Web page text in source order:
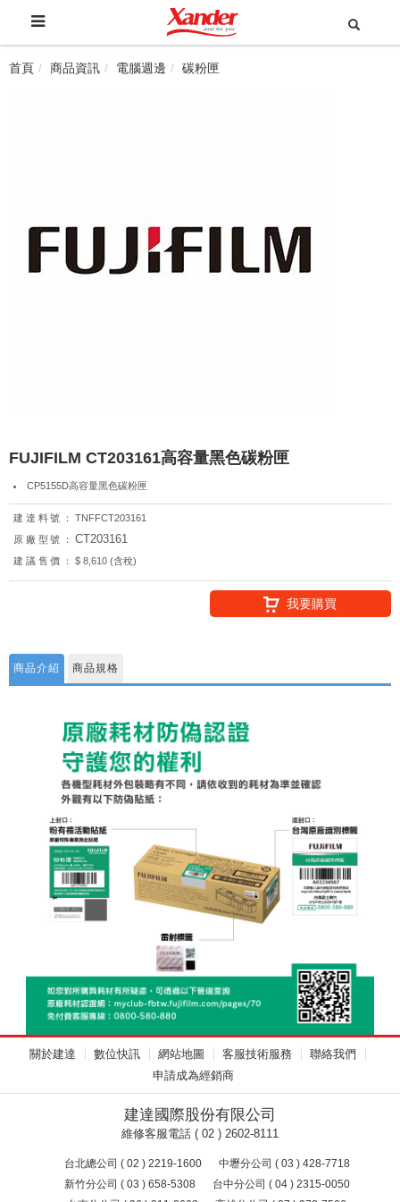
首頁 商品資訊 電腦週邊 碳粉匣
FUJIFILM CT203161高容量黑色碳粉匣
CP5155D高容量黑色碳粉匣
建達料號：
TNFFCT203161
原廠型號：
CT203161
建議售價： $ 8,610 (含稅)
我要購買
商品介紹 商品規格
關於建達 數位快訊 網站地圖 客服技術服務
聯絡我們
申請成為經銷商
建達國際股份有限公司
維修客服電話 ( 02 ) 2602-8111
台北總公司 ( 02 ) 2219-1600
中壢分公司 ( 03 ) 428-7718
新竹分公司 ( 03 ) 658-5308
台中分公司 ( 04 ) 2315-0050